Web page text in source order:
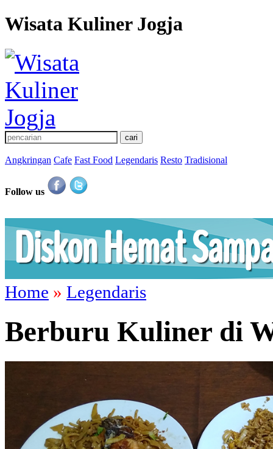
Wisata Kuliner Jogja
Angkringan Cafe Fast Food Legendaris Resto Tradisional
Follow us
Home » Legendaris
Berburu Kuliner di